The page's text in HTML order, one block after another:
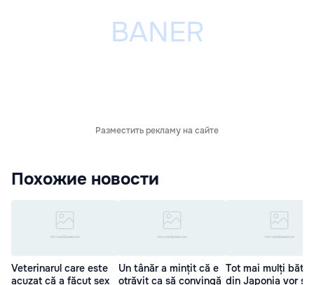
Разместить рекламу на сайте
Похожие новости
Veterinarul care este
acuzat că a făcut sex
Un tânăr a mințit că e
otrăvit ca să convingă
Tot mai mulți
din Japonia vor să